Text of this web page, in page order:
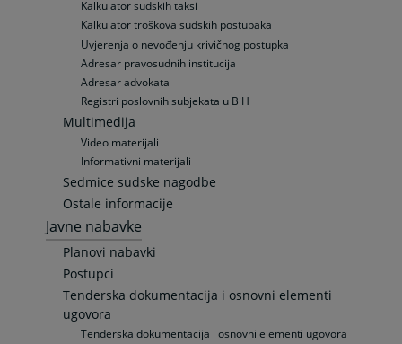
Kalkulator sudskih taksi
Kalkulator troškova sudskih postupaka
Uvjerenja o nevođenju krivičnog postupka
Adresar pravosudnih institucija
Adresar advokata
Registri poslovnih subjekata u BiH
Multimedija
Video materijali
Informativni materijali
Sedmice sudske nagodbe
Ostale informacije
Javne nabavke
Planovi nabavki
Postupci
Tenderska dokumentacija i osnovni elementi
ugovora
Tenderska dokumentacija i osnovni elementi ugovora